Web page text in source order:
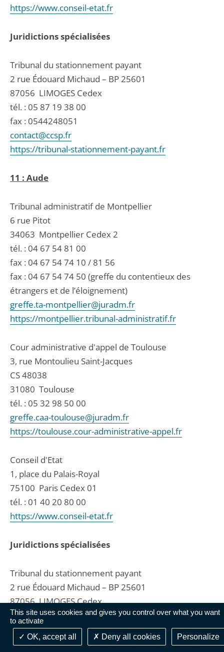
This site uses cookies and gives you control over what you want
to activate
OK, accept all
Deny all cookies Personalize
https://www.conseil-etat.fr
Juridictions spécialisées
Tribunal du stationnement payant
2 rue Édouard Michaud – BP 25601
87056 LIMOGES Cedex
tél. : 05 87 19 38 00
fax : 0544248051
contact@ccsp.fr
https://tribunal-stationnement-payant.fr
11 : Aude
Tribunal administratif de Montpellier
6 rue Pitot
34063 Montpellier Cedex 2
tél. : 04 67 54 81 00
fax : 04 67 54 74 10 / 81 56
fax : 04 67 54 74 50 (greffe du contentieux des
étrangers et de l’éloignement)
greffe.ta-montpellier@juradm.fr
https://montpellier.tribunal-administratif.fr
Cour administrative d'appel de Toulouse
3, rue Montoulieu Saint-Jacques
CS 48038
31080 Toulouse
tél. : 05 32 98 50 00
greffe.caa-toulouse@juradm.fr
https://toulouse.cour-administrative-appel.fr
Conseil d'Etat
1, place du Palais-Royal
75100 Paris Cedex 01
tél. : 01 40 20 80 00
https://www.conseil-etat.fr
Juridictions spécialisées
Tribunal du stationnement payant
2 rue Édouard Michaud – BP 25601
87056 LIMOGES Cedex
tél. :05 87 19 38 00
fax : 0544248051
contact@ccsp.fr